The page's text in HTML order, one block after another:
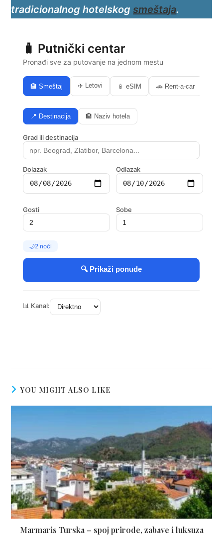
tradicionalnog hotelskogsmeštaja.
YOU MIGHT ALSO LIKE
Marmaris Turska – spoj prirode, zabave i luksuza